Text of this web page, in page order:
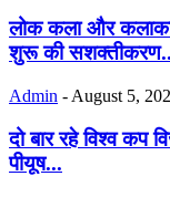
लोक कला और
शुरू की
Admin - August 5,
दो बार रहे विश्व कप
पीयूष...